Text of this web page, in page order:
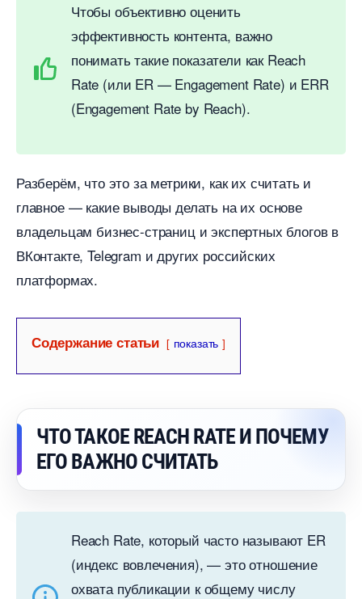
Чтобы объективно оценить
эффективность контента, важно
понимать такие показатели как Reach
Rate (или ER — Engagement Rate) и ERR
(Engagement Rate by Reach).
Разберём, что это за метрики, как их считать и
лавное — какие выводы делать на их основе
ладельцам бизнес-страниц и экспертных блого
Контакте, Telegram и других российских
платформах.
Содержание статьи показать
ЧТО ТАКОЕ REACH RATE И ПОЧЕМУ
ЕГО ВАЖНО СЧИТАТЬ
Reach Rate, который часто называют ER
(индекс вовлечения), — это отношение
охвата публикации к общему числу